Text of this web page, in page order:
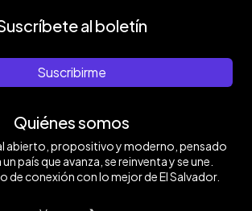
al boletín
Suscribirme
Quiénes somos
abierto, propositivo y moderno, pensado
país que avanza, se reinventa y se une.
de conexión con lo mejor de El Salvador.